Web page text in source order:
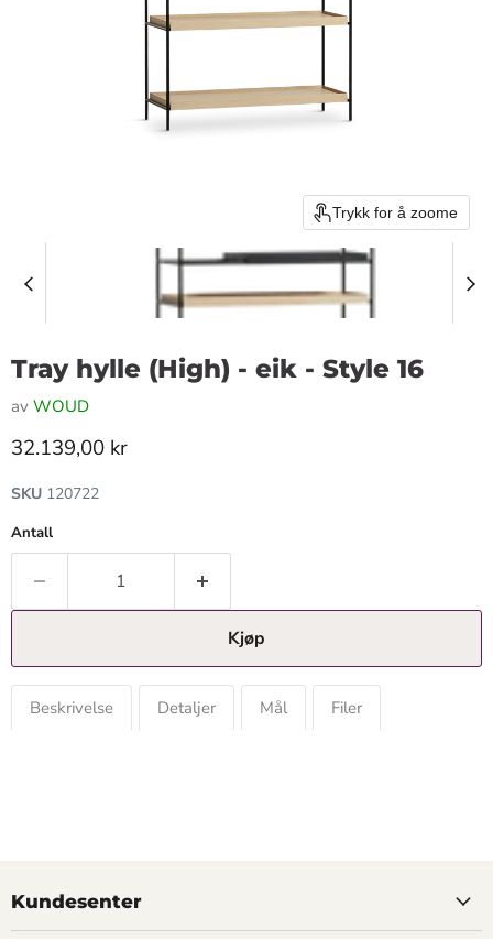
Trykk for å zoome
Tray hylle (High) - eik - Style 16
av WOUD
Gjeldende pris
32.139,00 kr
SKU 120722
Antall
Kjøp
Beskrivelse Detaljer Mål Filer
Kundesenter